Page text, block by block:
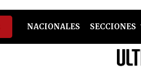
NACIONALES SECCIONES